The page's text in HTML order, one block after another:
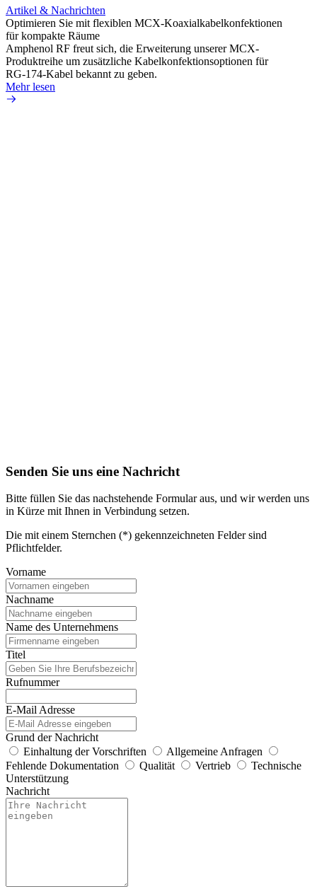
Artikel & Nachrichten
Optimieren Sie mit flexiblen MCX-Koaxialkabelkonfektionen
für kompakte Räume
Amphenol RF freut sich, die Erweiterung unserer MCX-
Produktreihe um zusätzliche Kabelkonfektionsoptionen für
RG-174-Kabel bekannt zu geben.
Mehr lesen
Senden Sie uns eine Nachricht
Bitte füllen Sie das nachstehende Formular aus, und wir werden uns
in Kürze mit Ihnen in Verbindung setzen.
Die mit einem Sternchen (*) gekennzeichneten Felder sind
Pflichtfelder.
Vorname
Nachname
Name des Unternehmens
Titel
Rufnummer
E-Mail Adresse
Grund der Nachricht
Einhaltung der Vorschriften
Allgemeine Anfragen
Fehlende Dokumentation
Qualität Vertrieb
Technische
Unterstützung
Nachricht